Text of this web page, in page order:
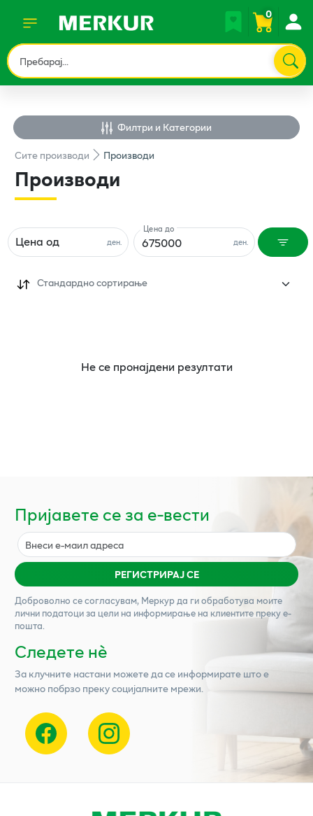
0
Филтри и Категории
Ситепроизводи Производи
Производи
ден.
Цена од ден.
Цена до
Стандардно сортирање
Не се пронајдени резултати
Пријавете се за е-вести
РЕГИСТРИРАЈ СЕ
Доброволно се согласувам, Меркурда ги обработува моите
лични податоци за цели на информирање на клиентите преку е-
пошта.
Следете нѐ
За клучните настани можете да се информирате што е
можно побрзо преку социјалните мрежи.